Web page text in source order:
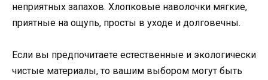
неприятных запахов. Хлопковые наволочки мягкие,
приятные на ощупь, просты в уходе и долговечны.
Если вы предпочитаете естественные и экологически
чистые материалы, то вашим выбором могут быть